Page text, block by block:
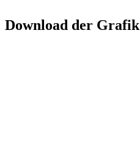
Download der Grafik